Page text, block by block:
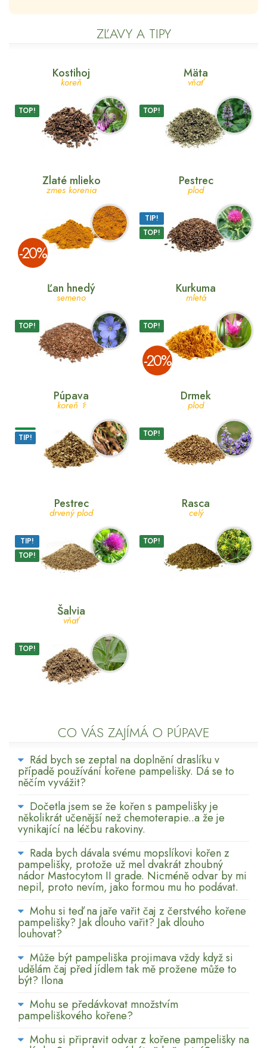
ZĽAVY A TIPY
Kostihoj
koreň
TOP!
Mäta
vňať
TOP!
Zlaté mlieko
zmes korenia
­-20%
Pestrec
plod
TIP!
TOP!
Ľan hnedý
semeno
TOP!
Kurkuma
mletá
TOP!
­-20%
Púpava
koreň ⚕
TIP!
Drmek
plod
TOP!
Pestrec
drvený plod
TIP!
TOP!
Rasca
celý
TOP!
Šalvia
vňať
TOP!
CO VÁS ZAJÍMÁ O PÚPAVE
Rád bych se zeptal na doplnění draslíku v
případě používání kořene pampelišky. Dá se to
něčím vyvážit?
Dočetla jsem se že kořen s pampelišky je
několikrát učenější než chemoterapie..a že je
vynikající na léčbu rakoviny.
Rada bych dávala svému mopslíkovi kořen z
pampelišky, protože už mel dvakrát zhoubný
nádor Mastocytom II grade. Nicméně odvar by mi
nepil, proto nevím, jako formou mu ho podávat.
Mohu si teď na jaře vařit čaj z čerstvého kořene
pampelišky? Jak dlouho vařit? Jak dlouho
louhovat?
Může být pampeliška projimava vždy když si
udělám čaj před jídlem tak mě prožene může to
být? Ilona
Mohu se předávkovat množstvím
pampeliškového kořene?
Mohu si připravit odvar z kořene pampelišky na